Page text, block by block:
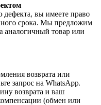
дефекта, вы имеете право
срока. Мы предложим
аналогичный товар или
возврата или
запрос на WhatsApp.
возврата и ваш
(обмен или